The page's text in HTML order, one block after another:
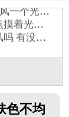
怎么回事
有副作用
正常吗
癜风好
么作用
色不均